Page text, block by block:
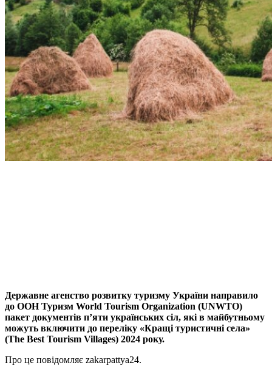
Link
Print
Державне агенство розвитку туризму України направило
до ООН Туризм World Tourism Organization (UNWTO)
пакет документів п’яти українських сіл, які в майбутньому
можуть включити до переліку «Кращі туристичні села»
(The Best Tourism Villages) 2024 року.
Про це повідомляє zakarpattya24.